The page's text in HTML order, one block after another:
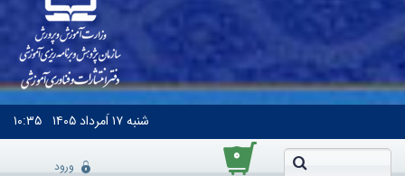
شنبه۱۷ اَمرداد ۱۴۰۵ ۱۰:۳۵
۰
ورود